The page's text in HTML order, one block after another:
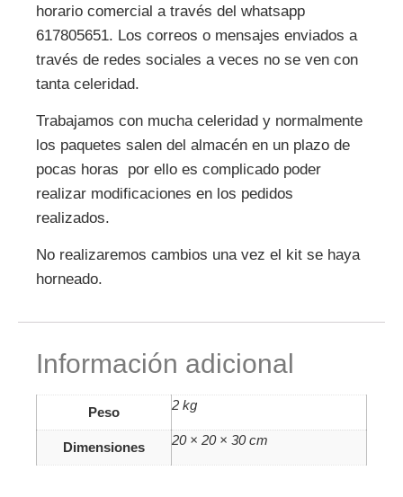
horario comercial a través del whatsapp
617805651. Los correos o mensajes enviados a
través de redes sociales a veces no se ven con
tanta celeridad.
Trabajamos con mucha celeridad y normalmente
los paquetes salen del almacén en un plazo de
pocas horas por ello es complicado poder
realizar modificaciones en los pedidos
realizados.
No realizaremos cambios una vez el kit se haya
horneado.
Información adicional
Peso 2 kg
Dimensiones 20 × 20 × 30 cm